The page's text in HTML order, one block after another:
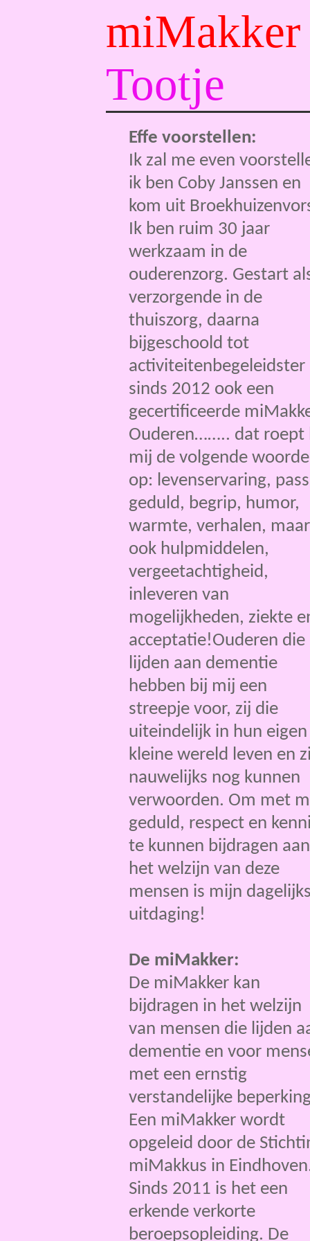
miMakker
Tootje
Effe voorstellen:
Ik zal me even
ik ben Coby Janssen en
kom uit
Ik ben ruim 30 jaar
werkzaam in de
ouderenzorg. Gestart
verzorgende in de
thuiszorg, daarna
bijgeschoold tot
activiteitenbegeleidster
sinds 2012 ook een
gecertificeerde
Ouderen…….. dat roept
mij de volgende
op: levenservaring,
geduld, begrip, humor,
warmte, verhalen, maar
ook hulpmiddelen,
vergeetachtigheid,
inleveren van
mogelijkheden, ziekte
acceptatie!Ouderen die
lijden aan dementie
hebben bij mij een
streepje voor, zij die
uiteindelijk in hun eigen
kleine wereld leven en
nauwelijks nog kunnen
verwoorden. Om met
geduld, respect en
te kunnen bijdragen aan
het welzijn van deze
mensen is mijn
uitdaging!
De miMakker:
De miMakker kan
bijdragen in het welzijn
van mensen die lijden
dementie en voor
met een ernstig
verstandelijke
Een miMakker wordt
opgeleid door de
miMakkus in
Sinds 2011 is het een
erkende verkorte
beroepsopleiding. De